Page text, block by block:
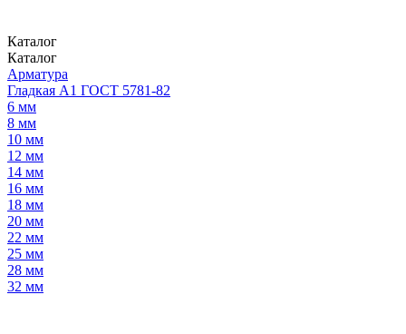
Каталог
Каталог
Арматура
Гладкая А1 ГОСТ 5781-82
6 мм
8 мм
10 мм
12 мм
14 мм
16 мм
18 мм
20 мм
22 мм
25 мм
28 мм
32 мм